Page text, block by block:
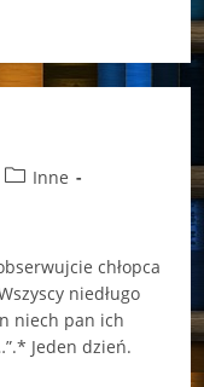
PostInne
chłopca
niedługo
niech pan ich
Jeden dzień.